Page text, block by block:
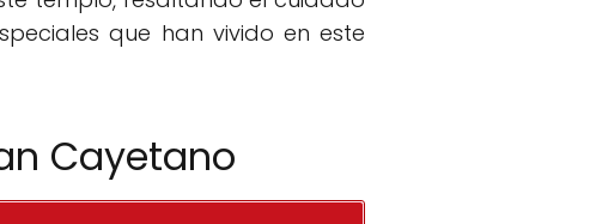
que han vivido en este
Cayetano